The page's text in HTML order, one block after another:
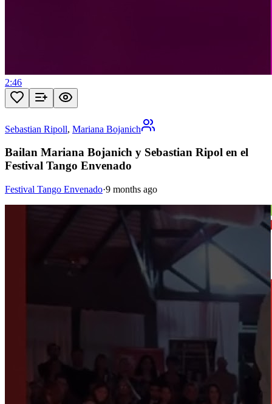
2:46
Sebastian Ripoll, Mariana Bojanich
Bailan Mariana Bojanich y Sebastian Ripol en el
Festival Tango Envenado
Festival Tango Envenado·9 months ago